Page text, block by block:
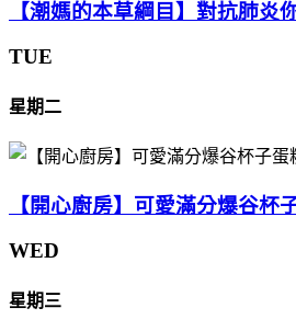
【潮媽的本草綱目】對抗肺炎
TUE
星期二
【開心廚房】可愛滿分爆谷杯
WED
星期三